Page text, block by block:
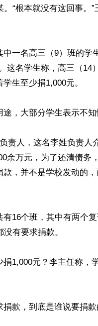
“根本就没有这回事。
一名高三（9）班的学
这名学生称，高三（14
生至少捐1,000元。
，大部分学生表示不知
责人，这名李姓负责人
余万元，为了还清债务
，并不是学校发动的
16个班，其中有两个
有要求捐款。
1,000元？李主任称，
款，到底是谁说要捐款